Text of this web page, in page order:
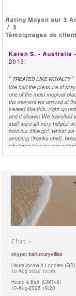
Rating Moyen sur 3
/ 5
Témoignages de
Karen S. - Australia -
2015:
" TREATED LIKE ROYALTY"
We had the pleasure of
one of the most magical
the moment we arrived at
treated like this, right up
and it shows! We travelled
staff were all very helpful
hold our little girl, whilst we
amazing (thanks chef).
whatever time we
special! All the staff
and the list goes on. Our
Divine! After our dinner,
Thank you ever so much!
bathrooms with the
the trampoline and also
forward to coming back
have to leave. We can
ENTHUSIASTICALLY
Our group of 4 families
Easter. The facilities are
goal, the sizeable pool,
Chat »
skype: baliluxuryvillas
Heure locale à Londres (GB)
10-Aug-2026 12:20
Heure à Bali (GMT+8)
10-Aug-2026 19:20